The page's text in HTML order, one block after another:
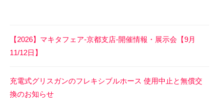
お
知
せ
【2026】マキタフェア-京都支店-開催情報・展示会【9月
11/12日】
充電式グリスガンのフレキシブルホース 使用中止と無償交
換のお知らせ